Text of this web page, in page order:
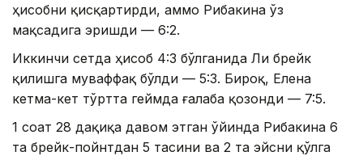
ҳисобни қисқартирди, аммо Рибакина ўз
мақсадига эришди — 6:2.
Иккинчи сетда ҳисоб 4:3 бўлганида Ли брейк
қилишга муваффақ бўлди — 5:3. Бироқ, Елена
кетма-кет тўртта геймда ғалаба қозонди — 7:5.
1 соат 28 дақиқа давом этган ўйинда Рибакина 6
та брейк-пойнтдан 5 тасини ва 2 та эйсни қўлга